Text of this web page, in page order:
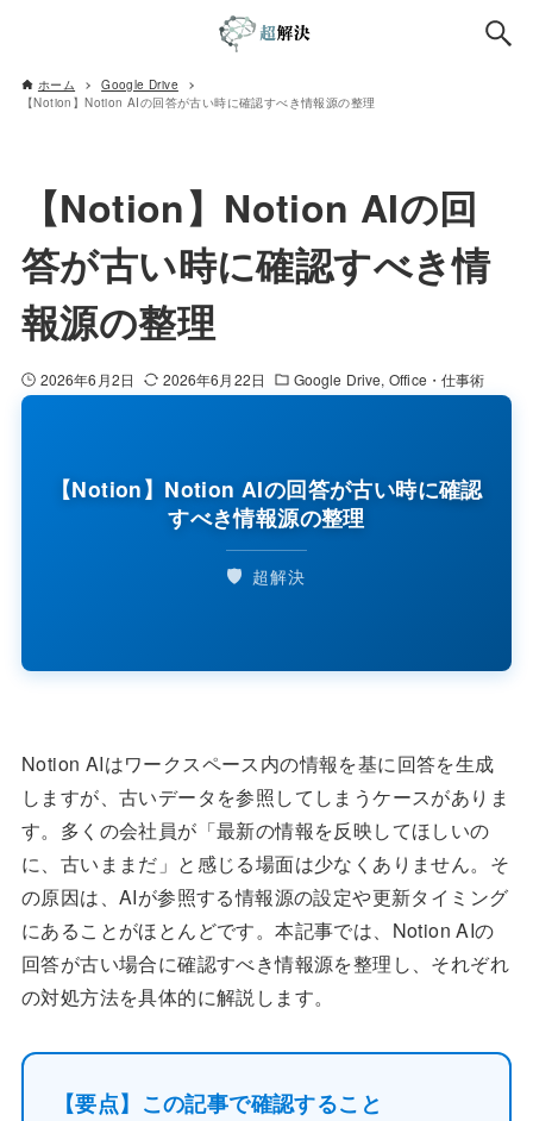
ホーム
Google Drive
【Notion】Notion AIの回答が古い時に確認すべき情報源の整理
【Notion】Notion AIの回
答が古い時に確認すべき情
報源の整理
2026年6月2日 2026年6月22日 Google Drive Office・仕事術
【Notion】Notion AIの回答が古い時に確認
すべき情報源の整理
🛡️ 超解決
Notion AIはワークスペース内の情報を基に回答を生成
しますが、古いデータを参照してしまうケースがありま
す。多くの会社員が「最新の情報を反映してほしいの
に、古いままだ」と感じる場面は少なくありません。そ
の原因は、AIが参照する情報源の設定や更新タイミング
にあることがほとんどです。本記事では、Notion AIの
回答が古い場合に確認すべき情報源を整理し、それぞれ
の対処方法を具体的に解説します。
【要点】この記事で確認すること